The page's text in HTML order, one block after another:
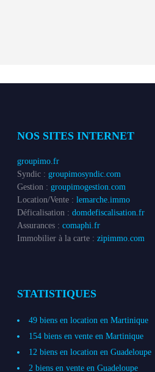
NOS SITES INTERNET
groupimo.fr
Syndic :groupimosyndic.com
Gestion :groupimogestion.com
Location/Vente :lemarche.immo
Déficalisation :domdefiscalisation.fr
Assurances :comaphi.fr
Immobilier à la carte :zipimmo.com
STATISTIQUES
49 biens en location en Martinique
154 biens en vente en Martinique
12 biens en location en Guadeloupe
2 biens en vente en Guadeloupe